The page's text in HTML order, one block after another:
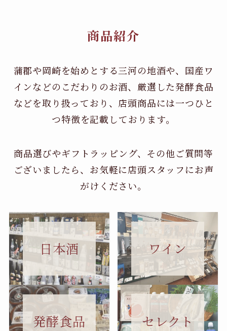
商品紹介
蒲郡や岡崎を始めとする三河の地酒や、国産ワ
インなどのこだわりのお酒、 厳選した発酵食品
などを取り扱っており、店頭商品には一つひと
つ特徴を記載しております。
商品選びやギフトラッピング、その他ご質問等
ございましたら、お気軽に店頭スタッフにお声
がけください。
日本酒 ワイン
発酵食品 セレクト